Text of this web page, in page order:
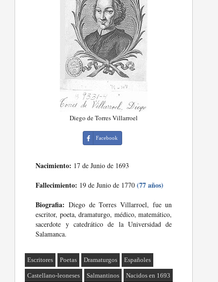
Diego de Torres Villarroel
Facebook
Nacimiento: 17 de Junio de 1693
Fallecimiento: 19 de Junio de 1770(77 años)
Biografia: Diego de Torres Villarroel, fue un
escritor, poeta, dramaturgo, médico, matemático,
sacerdote y catedrático de la Universidad de
Salamanca.
Escritores Poetas Dramaturgos Españoles
Castellano-leoneses Salmantinos Nacidos en 1693